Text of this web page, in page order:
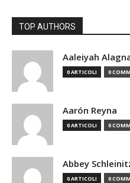
TOP AUTHORS
Aaleiyah
0 ARTICOLI 0
Aarón Reyna
0 ARTICOLI 0
Abbey
0 ARTICOLI 0